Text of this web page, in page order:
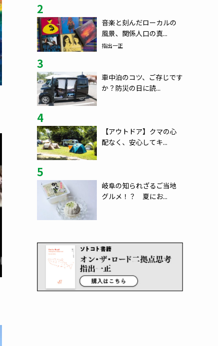
2
音楽と刻んだローカルの
風景、関係人口の真...
指出一正
3
車中泊のコツ、ご存じです
か？防災の日に読...
4
【アウトドア】クマの心
配なく、安心してキ...
5
岐阜の知られざるご当地
グルメ！？ 夏にお...